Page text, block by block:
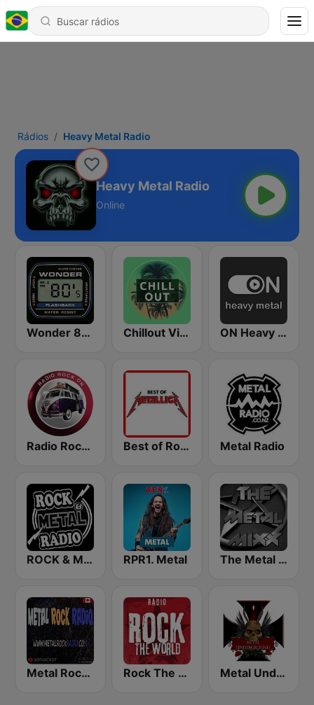
Rádios Heavy Metal Radio
Heavy Metal Radio
Online
Wonder 80's Chillout Vibes ON Heavy Metal
Radio Rock On Best of Rock - Metallica Metal Radio
ROCK & METAL RPR1. Metal The Metal MIXX
Metal Rock Radio Rock The World - Heavy Metal Metal Underground